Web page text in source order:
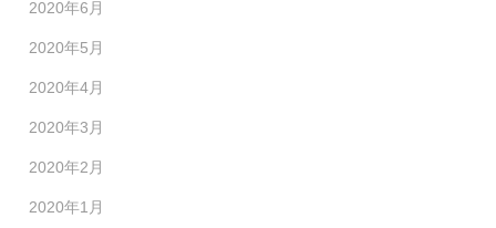
2020年6月
2020年5月
2020年4月
2020年3月
2020年2月
2020年1月